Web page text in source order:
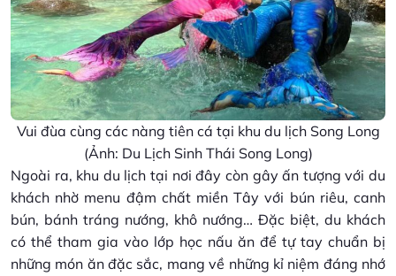
Vui đùa cùng các nàng tiên cá tại khu du lịch Song Long
(Ảnh: Du Lịch Sinh Thái Song Long)
Ngoài ra, khu du lịch tại nơi đây còn gây ấn tượng với du
khách nhờ menu đậm chất miền Tây với bún riêu, canh
bún, bánh tráng nướng, khô nướng… Đặc biệt, du khách
có thể tham gia vào lớp học nấu ăn để tự tay chuẩn bị
những món ăn đặc sắc, mang về những kỉ niệm đáng nhớ